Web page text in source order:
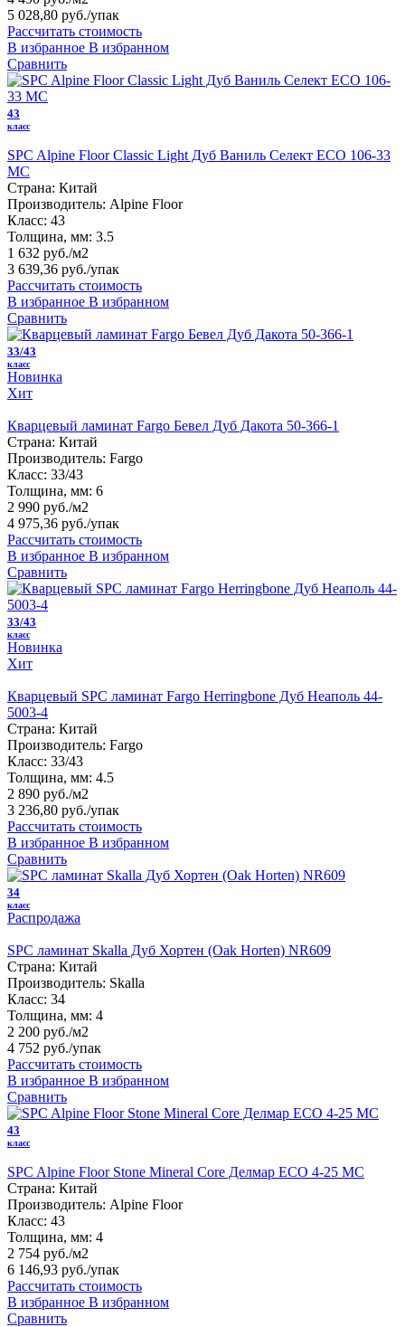
5 028,80 руб./упак
Рассчитать стоимость
В избранное В избранном
Сравнить
43
класс
SPC Alpine Floor Classic Light Дуб Ваниль Селект ECO 106-33
MC
Страна: Китай
Производитель: Alpine Floor
Класс: 43
Толщина, мм: 3.5
1 632 руб./м2
3 639,36 руб./упак
Рассчитать стоимость
В избранное В избранном
Сравнить
33/43
класс
Новинка
Хит
Кварцевый ламинат Fargo Бевел Дуб Дакота 50-366-1
Страна: Китай
Производитель: Fargo
Класс: 33/43
Толщина, мм: 6
2 990 руб./м2
4 975,36 руб./упак
Рассчитать стоимость
В избранное В избранном
Сравнить
33/43
класс
Новинка
Хит
Кварцевый SPC ламинат Fargo Herringbone Дуб Неаполь 44-
5003-4
Страна: Китай
Производитель: Fargo
Класс: 33/43
Толщина, мм: 4.5
2 890 руб./м2
3 236,80 руб./упак
Рассчитать стоимость
В избранное В избранном
Сравнить
34
класс
Распродажа
SPC ламинат Skalla Дуб Хортен (Oak Horten) NR609
Страна: Китай
Производитель: Skalla
Класс: 34
Толщина, мм: 4
2 200 руб./м2
4 752 руб./упак
Рассчитать стоимость
В избранное В избранном
Сравнить
43
класс
SPC Alpine Floor Stone Mineral Core Делмар ЕСО 4-25 MC
Страна: Китай
Производитель: Alpine Floor
Класс: 43
Толщина, мм: 4
2 754 руб./м2
6 146,93 руб./упак
Рассчитать стоимость
В избранное В избранном
Сравнить